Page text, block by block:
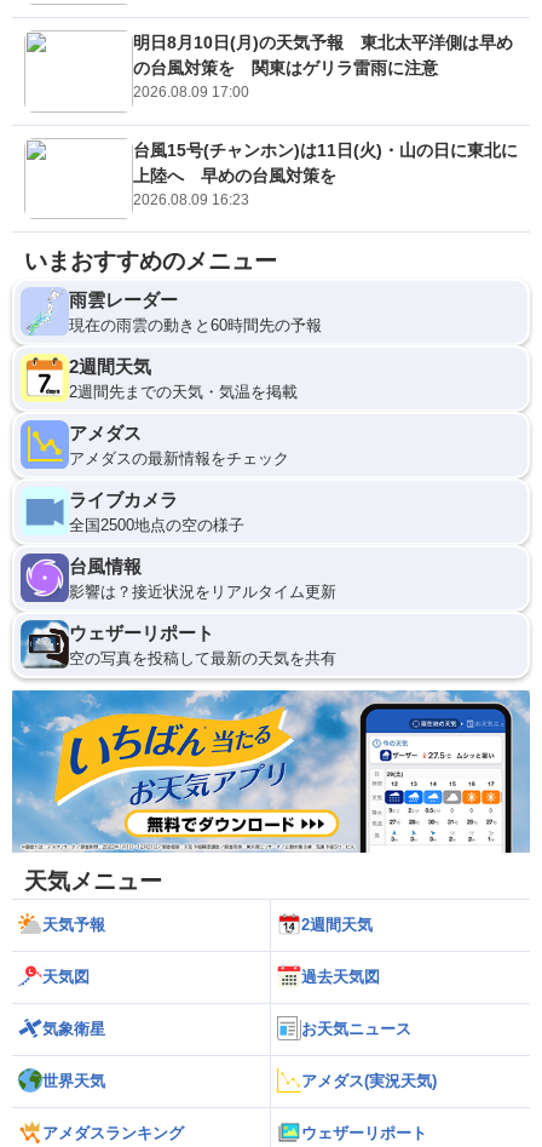
明日8月10日(月)の天気予報 東北太平洋側は早め
の台風対策を 関東はゲリラ雷雨に注意
2026.08.09 17:00
台風15号(チャンホン)は11日(火)・山の日に東北に
上陸へ 早めの台風対策を
2026.08.09 16:23
いまおすすめのメニュー
雨雲レーダー
現在の雨雲の動きと60時間先の予報
2週間天気
2週間先までの天気・気温を掲載
アメダス
アメダスの最新情報をチェック
ライブカメラ
全国2500地点の空の様子
台風情報
影響は？接近状況をリアルタイム更新
ウェザーリポート
空の写真を投稿して最新の天気を共有
天気メニュー
天気予報 2週間天気
天気図 過去天気図
気象衛星 お天気ニュース
世界天気 アメダス(実況天気)
アメダスランキング ウェザーリポート